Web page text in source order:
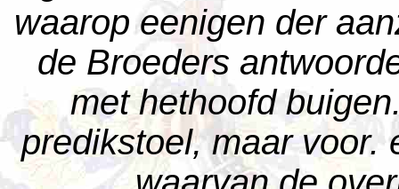
waarop eenigen der
de Broeders
met hethoofd
predikstoel, maar voor.